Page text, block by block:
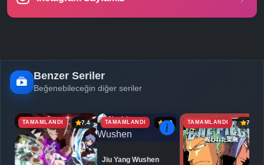
Benzer Seriler
Beğenebileceğin diğer seriler
TAMAMLANDI 7.4 TAMAMLANDI 6.9
Jiu Yang Wushen
TAMAMLANDI 7.1